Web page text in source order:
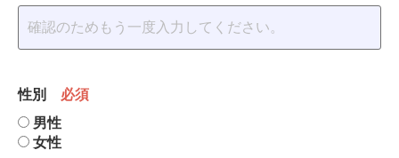
性別
必須
男性
女性